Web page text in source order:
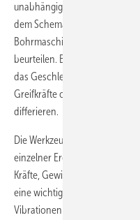
unabhängig von der
dem Schema lassen sich die
Bohrmaschinen,
beurteilen. Berücksichtigt
das Geschlecht der Werker, da
Greifkräfte oder der mittlere
differieren.
Die Werkzeugarten
einzelner Ergonomiefaktoren.
Kräfte, Gewicht, Vibrationen
eine wichtige Rolle, so
Vibrationen und Lärm. Bei